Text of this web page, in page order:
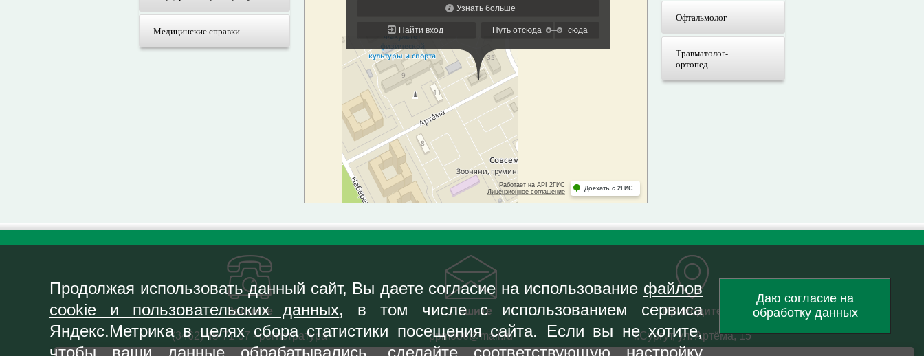
Медицинские справки
Офтальмолог
Травматолог-
ортопед
Звоните Пишите Приходите
(3462) 45-71-37 - регистратура
ppmo86@mail.ru г.Сургут, ул. Артёма, 15
Продолжая использовать данный сайт, Вы даете согласие на использование файлов
cookie и пользовательских данных, в том числе с использованием сервиса
Яндекс.Метрика в целях сбора статистики посещения сайта. Если вы не хотите,
чтобы ваши данные обрабатывались, сделайте соответствующуюнастройку
Даю согласие на
обработку данных